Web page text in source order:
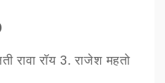
रावा रॉय 3. राजेश महतो